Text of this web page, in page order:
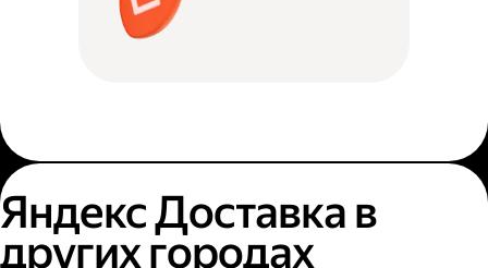
Яндекс Доставка в
других городах